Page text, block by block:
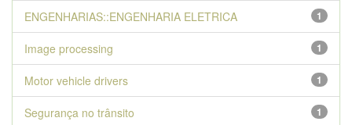
1
ENGENHARIAS::ENGENHARIA ELETRICA
1
Image processing
1
Motor vehicle drivers
1
Segurança no trânsito